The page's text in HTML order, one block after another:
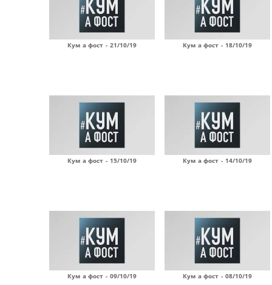
Кум а фост - 21/10/19 Кум а фост - 18/10/19
Кум а фост - 15/10/19 Кум а фост - 14/10/19
Кум а фост - 09/10/19 Кум а фост - 08/10/19